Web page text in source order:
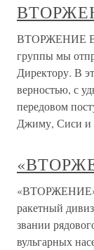
ВТОРЖЕНИЕ В
группы мы
Директору. В
верностью, с
передовом
Джиму, Сиси и
«ВТОРЖЕНИЕ»
ракетный
звании
вульгарных